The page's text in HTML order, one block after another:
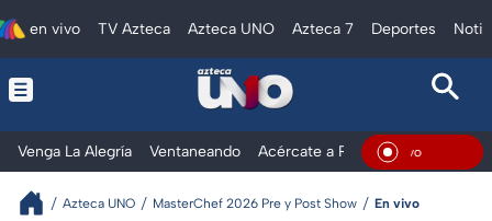
en vivo TV Azteca Azteca UNO Azteca 7 Deportes
Venga La Alegría Ventaneando Acércate a Rocío Al Extremo
En Vivo
Azteca UNO MasterChef 2026 Pre y Post Show En vivo